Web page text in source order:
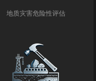
地质灾害危险性评估